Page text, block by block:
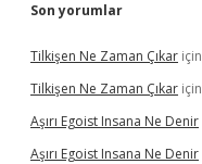
Son yorumlar
Tilkişen Ne Zaman Çıkar için
Tilkişen Ne Zaman Çıkar için
Aşırı Egoist Insana Ne Denir
Aşırı Egoist Insana Ne Denir